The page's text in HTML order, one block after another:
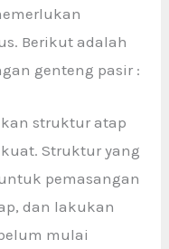
Berikut adalah
genteng pasir :
struktur atap
Struktur yang
pemasangan
dan lakukan
mulai